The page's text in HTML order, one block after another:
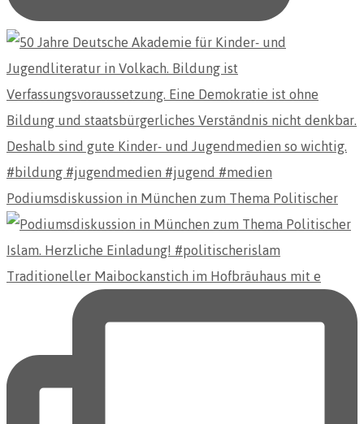
Podiumsdiskussion in München zum Thema Politischer
Traditioneller Maibockanstich im Hofbräuhaus mit e